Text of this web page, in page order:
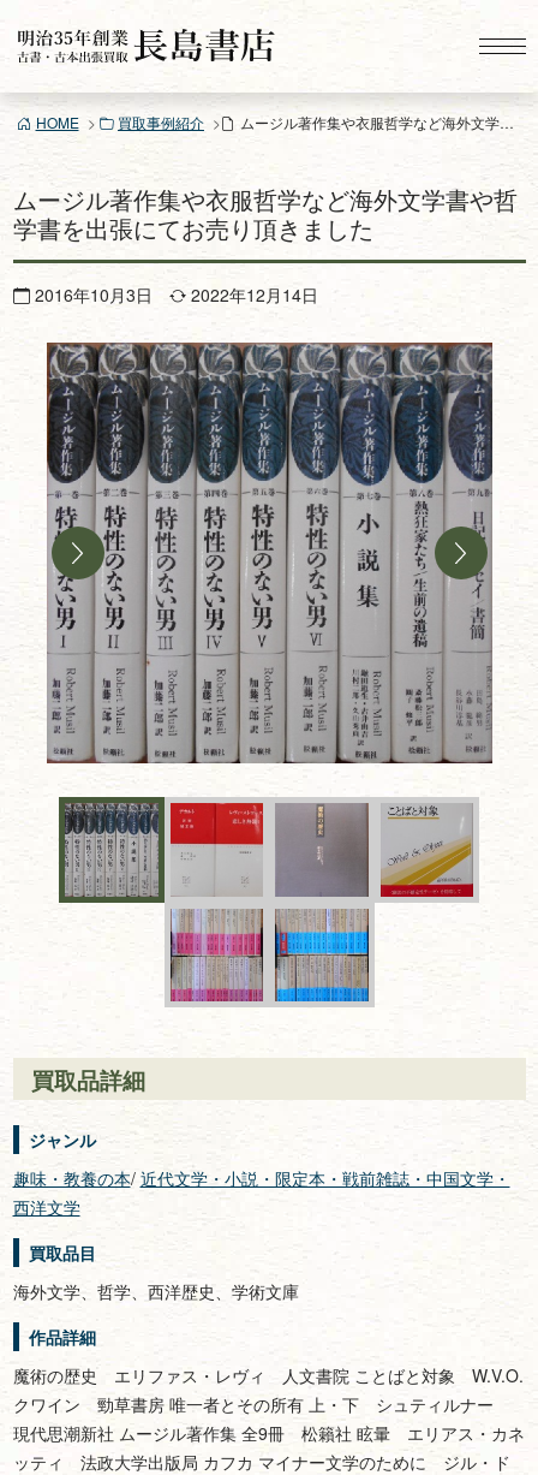
ン
ツ
ス
キ
HOME 買取事例紹介 ムージル著作集や衣服哲学など海外文学書や哲学書を出張にてお売り頂きました
ムージル著作集や衣服哲学など海外文学書や哲
学書を出張にてお売り頂きました
2016年10月3日 2022年12月14日
買取品詳細
ジャンル
趣味・教養の本/ 近代文学・小説・限定本・戦前雑誌・中国文学・
西洋文学
買取品目
海外文学、哲学、西洋歴史、学術文庫
作品詳細
魔術の歴史 エリファス・レヴィ 人文書院 ことばと対象 W.V.O.
クワイン 勁草書房 唯一者とその所有 上・下 シュティルナー
現代思潮新社 ムージル著作集 全9冊 松籟社 眩暈 エリアス・カネ
ッティ 法政大学出版局 カフカ マイナー文学のために ジル・ド